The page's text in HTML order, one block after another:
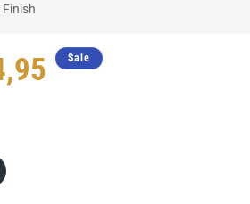
Finish
Sale